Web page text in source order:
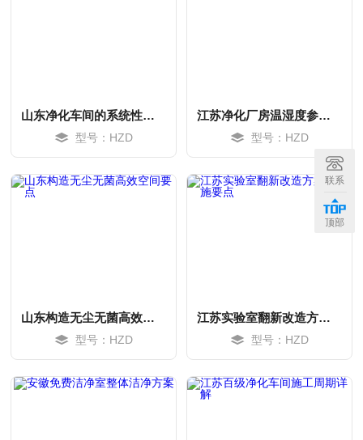
山东净化车间的系统性施工工程
型号：HZD
江苏净化厂房温湿度参数要求
型号：HZD
山东构造无尘无菌高效空间要点
型号：HZD
江苏实验室翻新改造方案及实施要点
型号：HZD
联系
顶部